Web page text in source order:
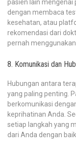
pasien lain mengenai
dengan membaca
kesehatan, atau
rekomendasi dari
pernah
8. Komunikasi dan
Hubungan antara
yang paling penting.
berkomunikasi
keprihatinan Anda.
setiap langkah yang
dari Anda dengan baik.